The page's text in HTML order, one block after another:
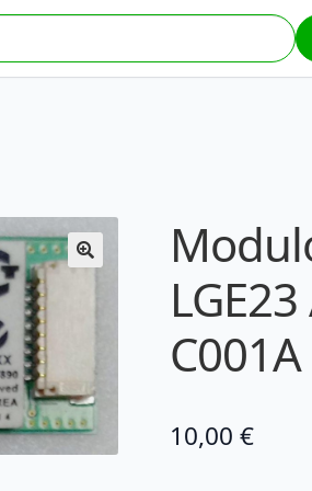
LG E300 LGE23 ANATEL LGR-
C001A
10,00 €